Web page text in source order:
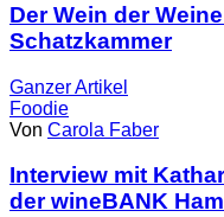
Der Wein der
Schatzkammer
GanzerArtikel
Foodie
Von Carola Faber
Interview mit
der wineBANK